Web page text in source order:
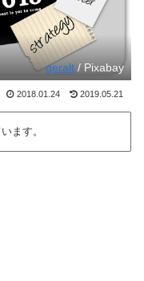
geralt / Pixabay
2018.01.24 2019.05.21
ます。